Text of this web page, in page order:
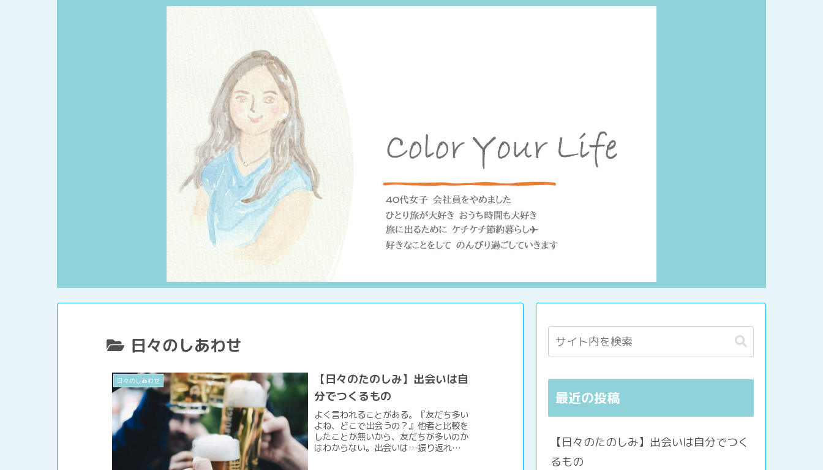
日々のしあわせ
日々のしあわせ
【日々のたのしみ】出会いは自
分でつくるもの
よく言われることがある。『友だち多い
よね、どこで出会うの？』他者と比較を
したことが無いから、友だちが多いのか
はわからない。出会いは…振り返れ
最近の投稿
【日々のたのしみ】出会いは自分でつく
るもの